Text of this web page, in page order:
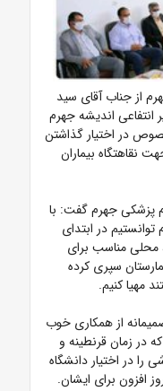
از جناب آقای سید
اندیشه جهرم
در اختیار گذاشتن
نقاهتگاه بیماران
پزشکی جهرم گفت: با
در ابتدای
محلی مناسب برای
سپری کرده
مهیا کنیم.
از همکاری خوب
در زمان قرنطینه و
در اختیار دانشگاه
افزون برای ایشان.